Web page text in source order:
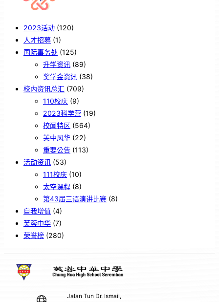
2023活动 (120)
人才招募 (1)
国际事务处 (125)
升学资讯 (89)
奖学金资讯 (38)
校内资讯总汇 (709)
110校庆 (9)
2023科学营 (19)
校闻特区 (564)
芙中风华 (22)
重要公告 (113)
活动资讯 (53)
111校庆 (10)
太空课程 (8)
第43届三语演讲比赛 (8)
自我增值 (4)
芙蓉中华 (7)
荣誉榜 (280)
Jalan Tun Dr. Ismail,